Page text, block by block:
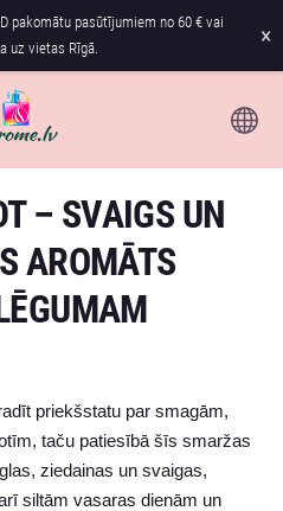
pakomātu pasūtījumiem no 60 € vai
uz vietas Rīgā.
×
– SVAIGS UN
AROMĀTS
priekšstatu par smagām,
taču patiesībā šīs smaržas
ziedainas un svaigas,
siltām vasaras dienām un